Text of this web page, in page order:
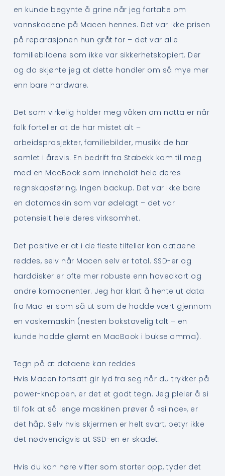
en kunde begynte å grine når jeg fortalte om
vannskadene på Macen hennes. Det var ikke prisen
på reparasjonen hun gråt for – det var alle
familiebildene som ikke var sikkerhetskopiert. Der
og da skjønte jeg at dette handler om så mye mer
enn bare hardware.
Det som virkelig holder meg våken om natta er når
folk forteller at de har mistet alt –
arbeidsprosjekter, familiebilder, musikk de har
samlet i årevis. En bedrift fra Stabekk kom til meg
med en MacBook som inneholdt hele deres
regnskapsføring. Ingen backup. Det var ikke bare
en datamaskin som var ødelagt – det var
potensielt hele deres virksomhet.
Det positive er at i de fleste tilfeller kan dataene
reddes, selv når Macen selv er total. SSD-er og
harddisker er ofte mer robuste enn hovedkort og
andre komponenter. Jeg har klart å hente ut data
fra Mac-er som så ut som de hadde vært gjennom
en vaskemaskin (nesten bokstavelig talt – en
kunde hadde glømt en MacBook i bukselomma).
Tegn på at dataene kan reddes
Hvis Macen fortsatt gir lyd fra seg når du trykker på
power-knappen, er det et godt tegn. Jeg pleier å si
til folk at så lenge maskinen prøver å «si noe», er
det håp. Selv hvis skjermen er helt svart, betyr ikke
det nødvendigvis at SSD-en er skadet.
Hvis du kan høre vifter som starter opp, tyder det